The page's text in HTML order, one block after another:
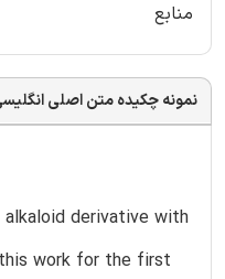
منابع
نمونه چکیده متن اصلی
derivative with
work for the first